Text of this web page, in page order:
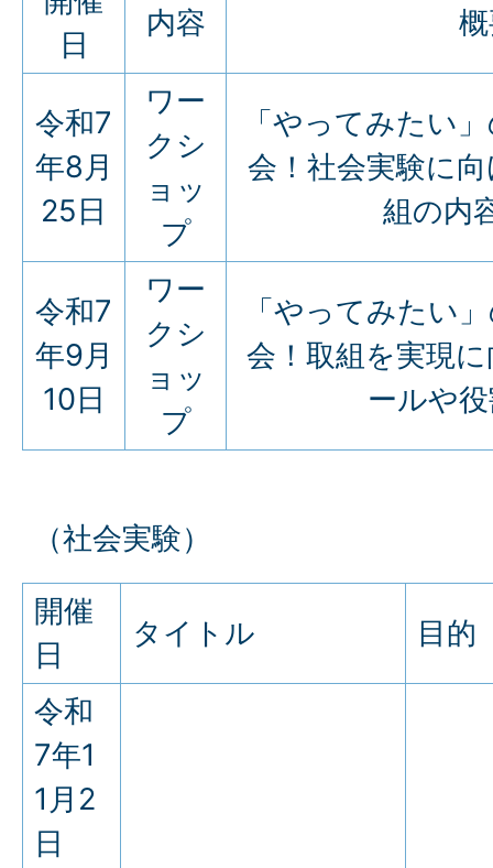
日
内容
令和7
年8月
25日
ワー
クシ
ョッ
プ
「やってみたい
会！社会実験に
組の内
令和7
年9月
10日
ワー
クシ
ョッ
プ
「やってみたい
会！取組を実現
ールや
（社会実験）
開催
日
タイトル 目的
令和
7年1
1月2
日